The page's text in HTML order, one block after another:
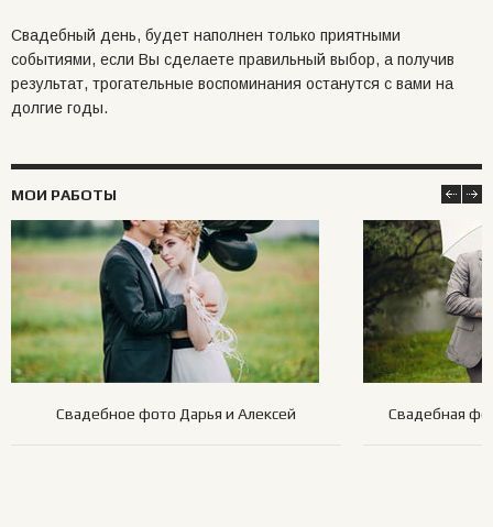
Свадебный день, будет наполнен только приятными
событиями, если Вы сделаете правильный выбор, а получив
результат, трогательные воспоминания останутся с вами на
долгие годы.
МОИ РАБОТЫ
Свадебное фото Дарья и Алексей Свадебная